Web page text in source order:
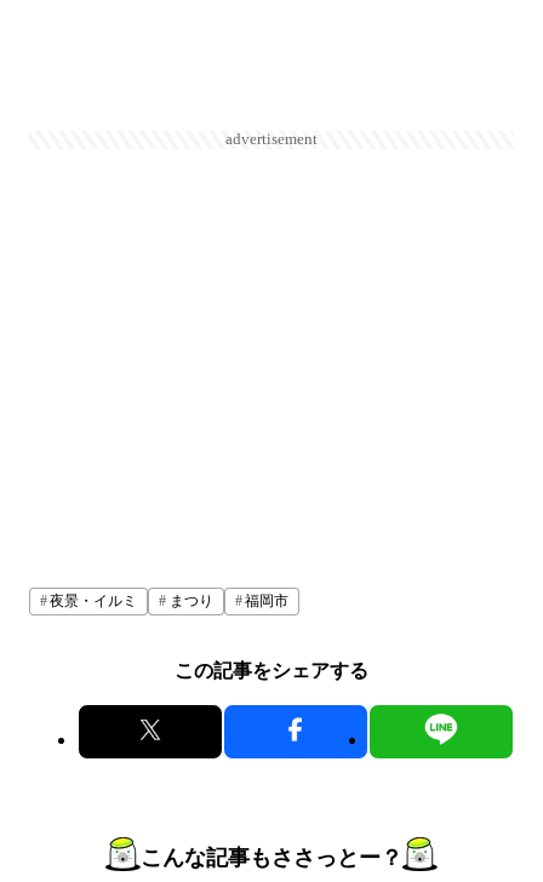
advertisement
夜景・イルミ まつり 福岡市
この記事をシェアする
こんな記事もささっとー？